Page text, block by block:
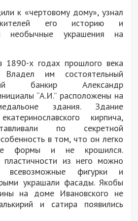
к «чертовому дому», узнал
его историю и
необычные украшения на
1890-х годах прошлого века
им состоятельный
банкир Александр
“А.И.” расположены на
здания. Здание
кирпича,
по секретной
в том, что он легко
формы и не крошился.
пластичности из него можно
всевозможные фигурки и
украшали фасады. Якобы
на доме Ивановского не
и сатира появились